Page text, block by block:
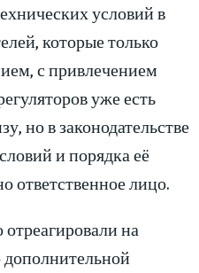
условий в
которые только
с привлечением
уже есть
но в законодательстве
и порядка её
ответственное лицо.
на
дополнительной